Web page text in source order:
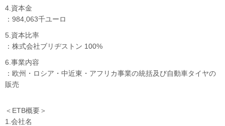
4.資本金
：984,063千ユーロ
5.資本比率
：株式会社ブリヂストン 100%
6.事業内容
：欧州・ロシア・中近東・アフリカ事業の統括及び自動車タイヤの
販売
＜ETB概要＞
1.会社名